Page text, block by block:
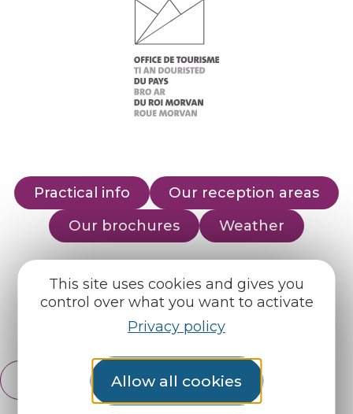
This site uses cookies and gives you
control over what you want to activate
Privacy policy
Allow all cookies
Practical info
Our reception areas
Our brochures
Weather
Find us on :
Espace pro Partners
English
Français